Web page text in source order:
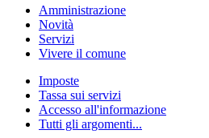
Amministrazione
Novità
Servizi
Vivere il comune
Imposte
Tassa sui servizi
Accesso all'informazione
Tutti gli argomenti...